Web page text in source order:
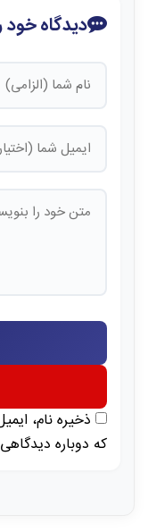
دیدگاه خود
ذخیره نام،
که دوباره